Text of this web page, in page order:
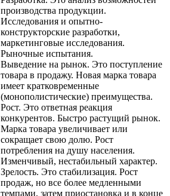
производства продукции.
Исследования и опытно-
конструкторские разработки,
маркетинговые исследования.
Рыночные испытания.
Выведение на рынок. Это поступление
товара в продажу. Новая марка товара
имеет кратковременные
(монополистические) преимущества.
Рост. Это ответная реакция
конкурентов. Быстро растущий рынок.
Марка товара увеличивает или
сокращает свою долю. Рост
потребления на душу населения.
Изменчивый, нестабильный характер.
Зрелость. Это стабилизация. Рост
продаж, но все более медленными
темпами, затем приостановка и в конце